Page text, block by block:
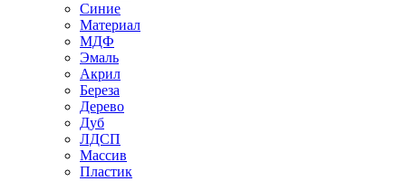
Синие
Материал
МДФ
Эмаль
Акрил
Береза
Дерево
Дуб
ЛДСП
Массив
Пластик